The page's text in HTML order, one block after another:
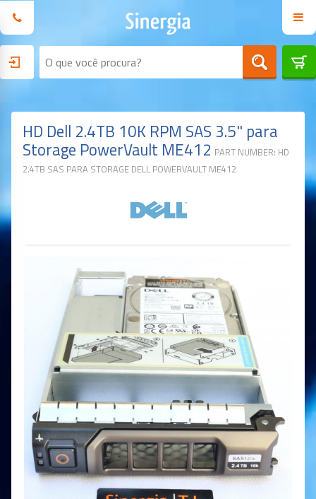
HD Dell 2.4TB 10K RPM SAS 3.5" para
Storage PowerVault ME412 PART NUMBER: HD
2.4TB SAS PARA STORAGE DELL POWERVAULT ME412